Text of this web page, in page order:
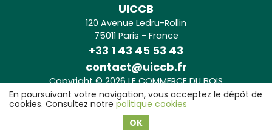
UICCB
120 Avenue Ledru-Rollin
75011 Paris - France
+33 1 43 45 53 43
contact@uiccb.fr
Copyright © 2026 LE COMMERCE DU BOIS
Agence web Paris: 6LAB
En poursuivant votre navigation, vous acceptez le dépôt de
cookies. Consultez notre politique cookies
OK